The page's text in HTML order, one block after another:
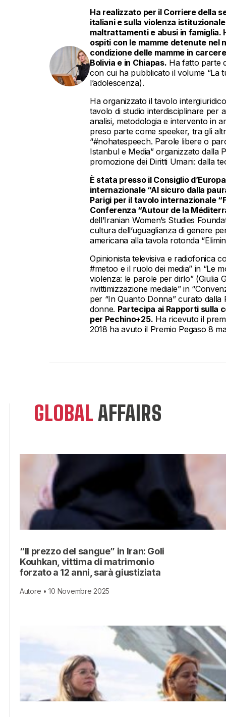
Ha realizzato per il Corriere della
italiani e sulla violenza
maltrattamenti e abusi in famiglia.
ospiti con le mamme detenute nel
condizione delle mamme in
Bolivia e in Chiapas. Ha fatto parte
con cui ha pubblicato il volume “La
l’adolescenza).
Ha organizzato il tavolo
tavolo di studio interdisciplinare per
analisi, metodologia e intervento in
preso parte come speeker, tra gli
“#nohatespeech. Parole libere o
Istanbul e Media” organizzato dalla
promozione dei Diritti Umani: dalla
È stata presso il Consiglio
internazionale “Al sicuro dalla
Parigi per il tavolo internazionale
Conferenza “Autour de la
dell’Iranian Women’s Studies
cultura dell’uguaglianza di genere
americana alla tavola rotonda
Opinionista televisiva e radiofonica
#metoo e il ruolo dei media” in “Le
violenza: le parole per dirlo” (Giulia
rivittimizzazione mediale” in
per “In Quanto Donna” curato
donne. Partecipa ai Rapporti sulla
per Pechino+25. Ha ricevuto il
2018 ha avuto il Premio Pegaso 8
GLOBAL AFFAIRS
“Il prezzo del sangue” in Iran: Goli
Kouhkan, vittima di matrimonio
forzato a 12 anni, sarà giustiziata
Autore • 10 Novembre 2025